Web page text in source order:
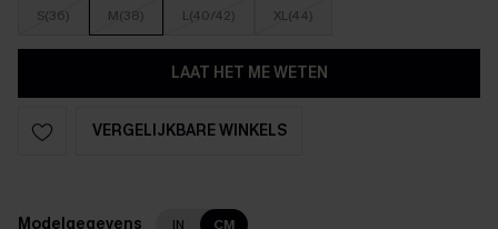
S(36) M(38) L(40/42) XL(44)
LAAT HET ME WETEN
VERGELIJKBARE WINKELS
Modelgegevens IN CM